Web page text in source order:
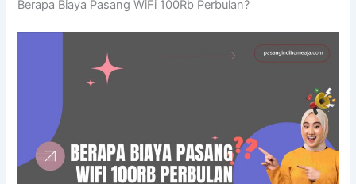
Berapa Biaya Pasang WiFi 100Rb Perbulan?